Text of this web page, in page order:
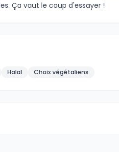
Ça vaut le coup d'essayer !
Halal Choix végétaliens